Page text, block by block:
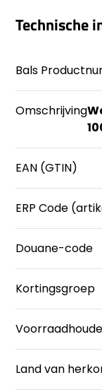
Technische
Bals
Omschrijving
EAN (GTIN)
ERP Code
Douane-code
Kortingsgroep
Land van